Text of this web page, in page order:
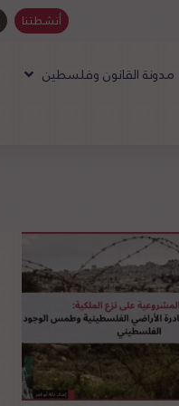
أنشطتنا
مدونة القانون وفلسطين